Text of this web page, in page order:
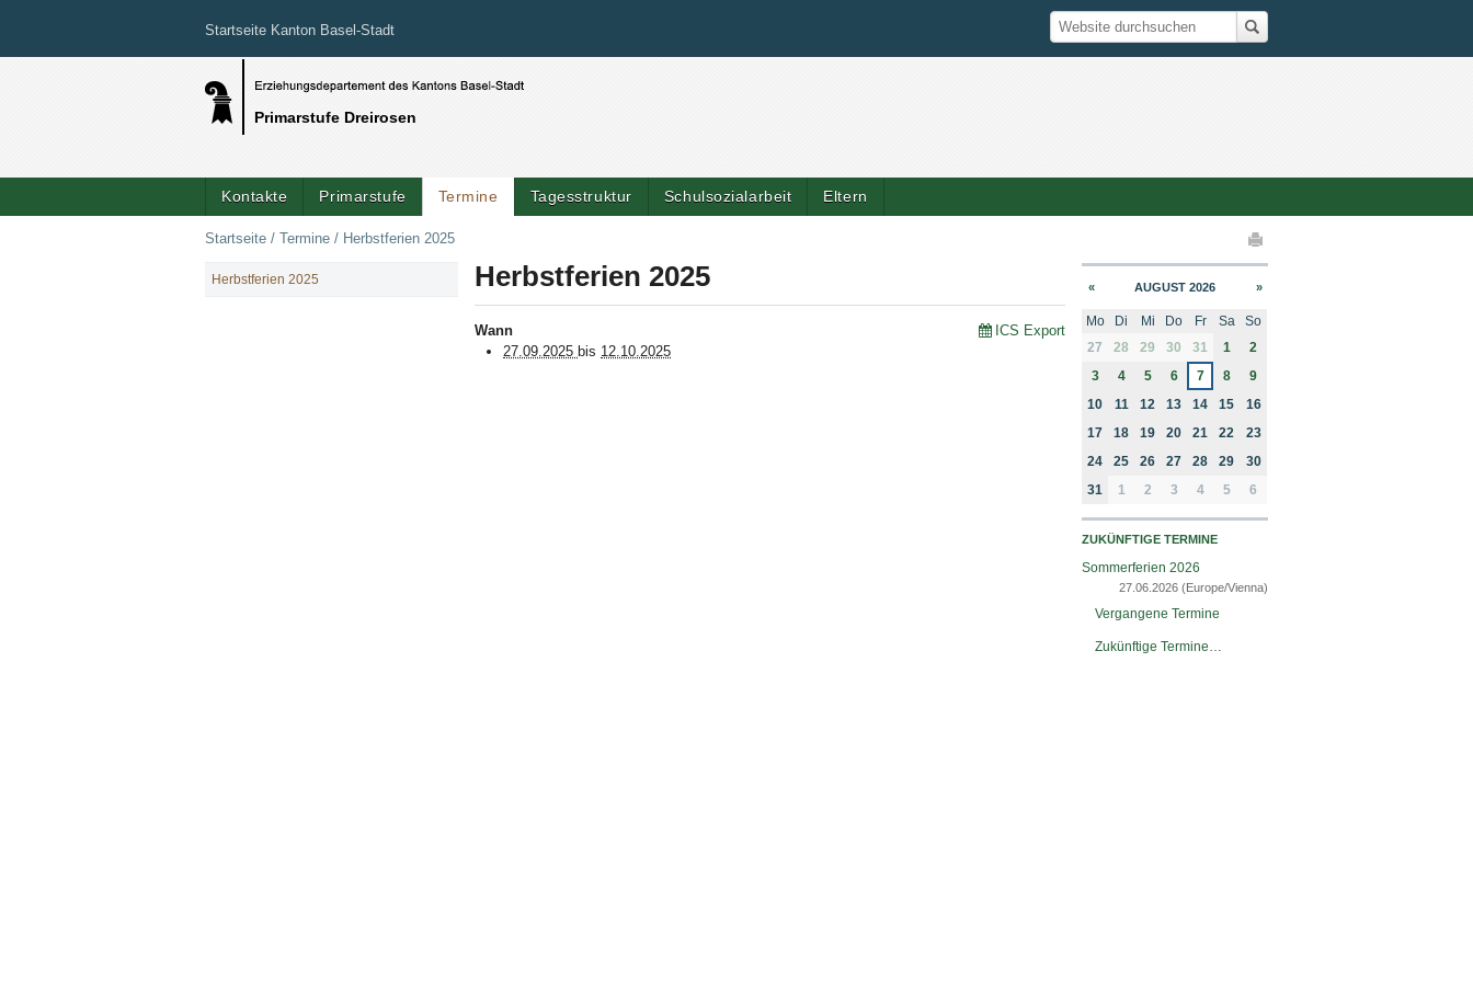
Startseite Kanton Basel-Stadt
Primarstufe Dreirosen
Suche
Website durchsuchen
Kontakte Primarstufe Termine Tagesstruktur Schulsozialarbeit Eltern
Startseite / Termine / Herbstferien 2025
Herbstferien 2025
ICS Export
Wann
27.09.2025 bis 12.10.2025
NAVIGATION
Herbstferien 2025 « AUGUST 2026 »
month-8
Mo Di Mi Do Fr Sa
So
27
28 29 30 31 1
2
3
4 5 6 7 8
9
10
11 12 13 14 15
16
17
18 19 20 21 22
23
24
25 26 27 28 29
30
31
1 2 3 4 5 6
ZUKÜNFTIGE TERMINE
Sommerferien 2026
27.06.2026(Europe/Vienna)
Vergangene Termine
Zukünftige Termine…